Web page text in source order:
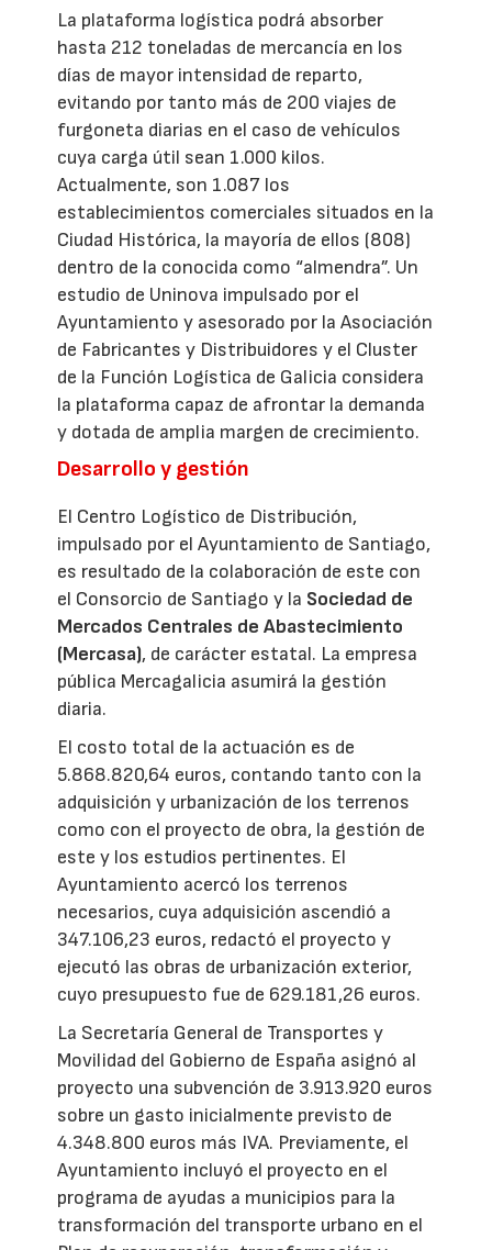
La plataforma logística podrá absorber
hasta 212 toneladas de mercancía en los
días de mayor intensidad de reparto,
evitando por tanto más de 200 viajes de
furgoneta diarias en el caso de vehículos
cuya carga útil sean 1.000 kilos.
Actualmente, son 1.087 los
establecimientos comerciales situados en la
Ciudad Histórica, la mayoría de ellos (808)
dentro de la conocida como “almendra”. Un
estudio de Uninova impulsado por el
Ayuntamiento y asesorado por la Asociación
de Fabricantes y Distribuidores y el Cluster
de la Función Logística de Galicia considera
la plataforma capaz de afrontar la demanda
y dotada de amplia margen de crecimiento.
Desarrollo y gestión
El Centro Logístico de Distribución,
impulsado por el Ayuntamiento de Santiago,
es resultado de la colaboración de este con
el Consorcio de Santiago y la Sociedad de
Mercados Centrales de Abastecimiento
(Mercasa), de carácter estatal. La empresa
pública Mercagalicia asumirá la gestión
diaria.
El costo total de la actuación es de
5.868.820,64 euros, contando tanto con la
adquisición y urbanización de los terrenos
como con el proyecto de obra, la gestión de
este y los estudios pertinentes. El
Ayuntamiento acercó los terrenos
necesarios, cuya adquisición ascendió a
347.106,23 euros, redactó el proyecto y
ejecutó las obras de urbanización exterior,
cuyo presupuesto fue de 629.181,26 euros.
La Secretaría General de Transportes y
Movilidad del Gobierno de España asignó al
proyecto una subvención de 3.913.920 euros
sobre un gasto inicialmente previsto de
4.348.800 euros más IVA. Previamente, el
Ayuntamiento incluyó el proyecto en el
programa de ayudas a municipios para la
transformación del transporte urbano en el